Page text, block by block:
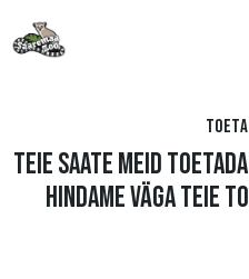
TOETA
TEIE SAATE MEID
HINDAME VÄGA TEIE